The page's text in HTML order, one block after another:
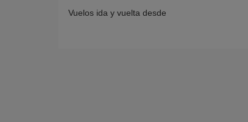
Vuelos ida y vuelta desde